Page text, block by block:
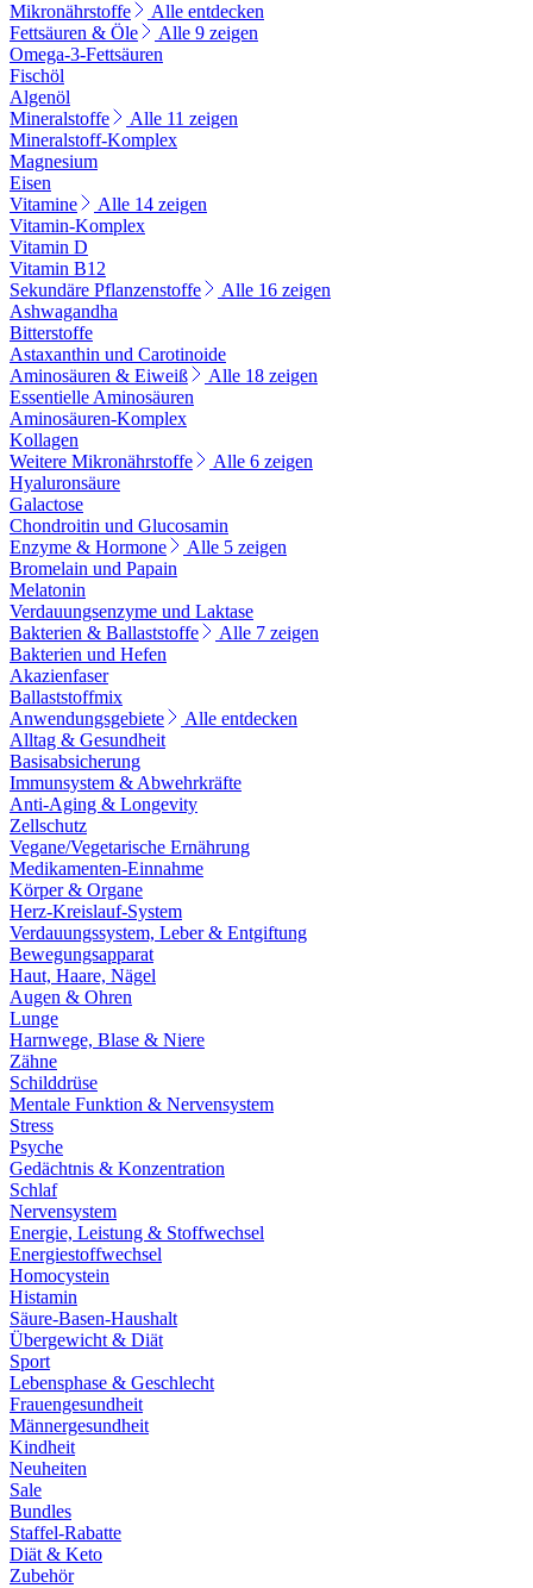
Mikronährstoffe
Alle entdecken
Fettsäuren & Öle
Alle 9 zeigen
Omega-3-Fettsäuren
Fischöl
Algenöl
Mineralstoffe
Alle 11 zeigen
Mineralstoff-Komplex
Magnesium
Eisen
Vitamine
Alle 14 zeigen
Vitamin-Komplex
Vitamin D
Vitamin B12
Sekundäre Pflanzenstoffe
Alle 16 zeigen
Ashwagandha
Bitterstoffe
Astaxanthin und Carotinoide
Aminosäuren & Eiweiß
Alle 18 zeigen
Essentielle Aminosäuren
Aminosäuren-Komplex
Kollagen
Weitere Mikronährstoffe
Alle 6 zeigen
Hyaluronsäure
Galactose
Chondroitin und Glucosamin
Enzyme & Hormone
Alle 5 zeigen
Bromelain und Papain
Melatonin
Verdauungsenzyme und Laktase
Bakterien & Ballaststoffe
Alle 7 zeigen
Bakterien und Hefen
Akazienfaser
Ballaststoffmix
Anwendungsgebiete
Alle entdecken
Alltag & Gesundheit
Basisabsicherung
Immunsystem & Abwehrkräfte
Anti-Aging & Longevity
Zellschutz
Vegane/Vegetarische Ernährung
Medikamenten-Einnahme
Körper & Organe
Herz-Kreislauf-System
Verdauungssystem, Leber & Entgiftung
Bewegungsapparat
Haut, Haare, Nägel
Augen & Ohren
Lunge
Harnwege, Blase & Niere
Zähne
Schilddrüse
Mentale Funktion & Nervensystem
Stress
Psyche
Gedächtnis & Konzentration
Schlaf
Nervensystem
Energie, Leistung & Stoffwechsel
Energiestoffwechsel
Homocystein
Histamin
Säure-Basen-Haushalt
Übergewicht & Diät
Sport
Lebensphase & Geschlecht
Frauengesundheit
Männergesundheit
Kindheit
Neuheiten
Sale
Bundles
Staffel-Rabatte
Diät & Keto
Zubehör